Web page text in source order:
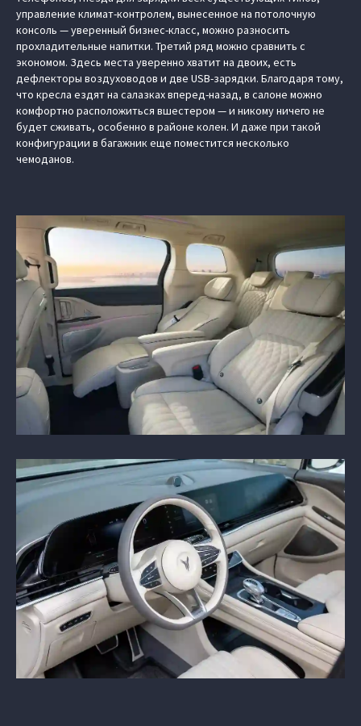
управление климат-контролем, вынесенное на потолочную
консоль — уверенный бизнес-класс, можно разносить
прохладительные напитки. Третий ряд можно сравнить с
экономом. Здесь места уверенно хватит на двоих, есть
дефлекторы воздуховодов и две USB-зарядки. Благодаря тому,
что кресла ездят на салазках вперед-назад, в салоне можно
комфортно расположиться вшестером — и никому ничего не
будет сживать, особенно в районе колен. И даже при такой
конфигурации в багажник еще поместится несколько
чемоданов.